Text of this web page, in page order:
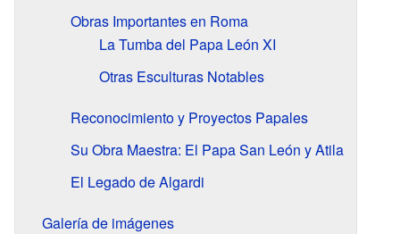
Obras Importantes en Roma
La Tumba del Papa León XI
Otras Esculturas Notables
Reconocimiento y Proyectos Papales
Su Obra Maestra: El Papa San León y Atila
El Legado de Algardi
Galería de imágenes